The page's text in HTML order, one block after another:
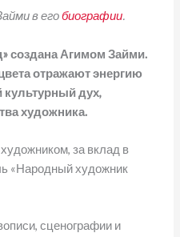
в егобиографии.
создана Агимом Займи.
отражают энергию
культурный дух,
художника.
за вклад в
«Народный художник
сценографии и